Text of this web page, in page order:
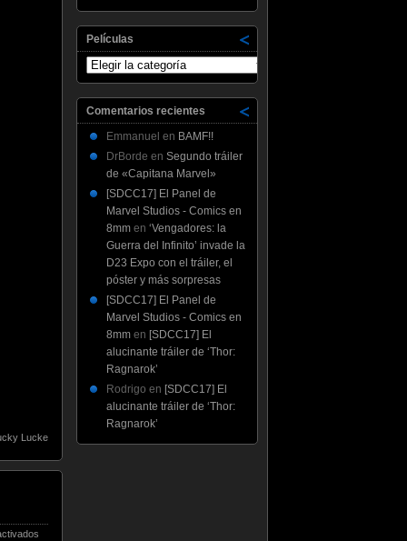
Lucke
en
Películas
Películas
Comentarios recientes
Emmanuel en BAMF!!
DrBorde en Segundo tráiler
de «Capitana Marvel»
[SDCC17] El Panel de
Marvel Studios - Comics en
8mmen ‘Vengadores: la
Guerra del Infinito’ invade la
D23 Expo con el tráiler, el
póster y más sorpresas
[SDCC17] El Panel de
Marvel Studios - Comics en
8mmen [SDCC17] El
alucinante tráiler de ‘Thor:
Ragnarok’
Rodrigo en [SDCC17] El
alucinante tráiler de ‘Thor:
Ragnarok’